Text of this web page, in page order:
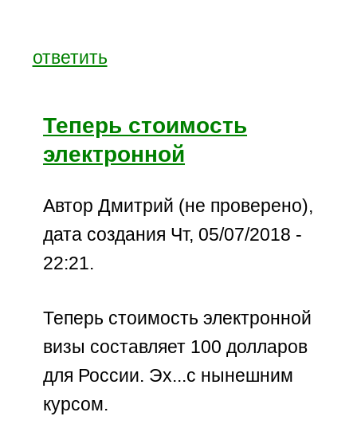
ответить
Теперь стоимость
электронной
Автор Дмитрий (не проверено),
дата создания Чт, 05/07/2018 -
22:21.
Теперь стоимость электронной
визы составляет 100 долларов
для России. Эх...с нынешним
курсом.